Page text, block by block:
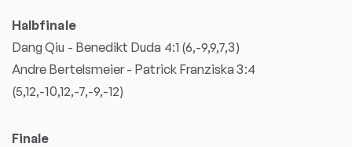
Halbfinale
Dang Qiu - Benedikt Duda 4:1 (6,-9,9,7,3)
Andre Bertelsmeier - Patrick Franziska 3:4
(5,12,-10,12,-7,-9,-12)
Finale